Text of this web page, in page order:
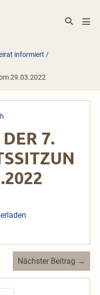
Suche-
informiert /
29.03.2022
7.
Nächster Beitrag →